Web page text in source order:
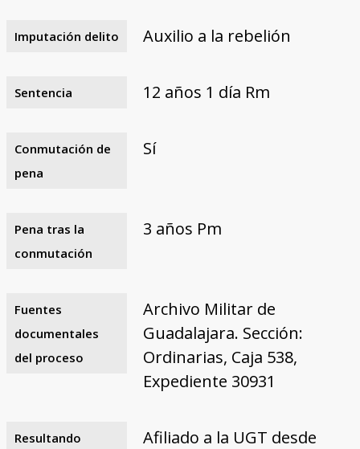
Imputación delito Auxilio a la rebelión
Sentencia 12 años 1 día Rm
Conmutación de
pena
Sí
Pena tras la
conmutación
3 años Pm
Fuentes
documentales
del proceso
Archivo Militar de
Guadalajara. Sección:
Ordinarias, Caja 538,
Expediente 30931
Resultando
Afiliado a la UGT desde